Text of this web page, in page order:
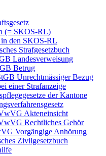
(= SKOS-RL)
den SKOS-RL
Strafgesetzbuch
Landesverweisung
Betrug
Unrechtmässiger Bezug
einer Strafanzeige
der Kantone
Akteneinsicht
Rechtliches Gehör
Vorgängige Anhörung
Zivilgesetzbuch